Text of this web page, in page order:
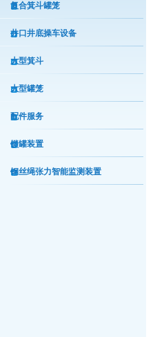
复合箕斗罐笼
井口井底操车设备
大型箕斗
大型罐笼
配件服务
锁罐装置
钢丝绳张力智能监测装置